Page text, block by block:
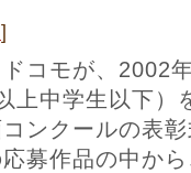
]
ドコモが、2002
上中学生以下
ンクールの表
募作品の中か